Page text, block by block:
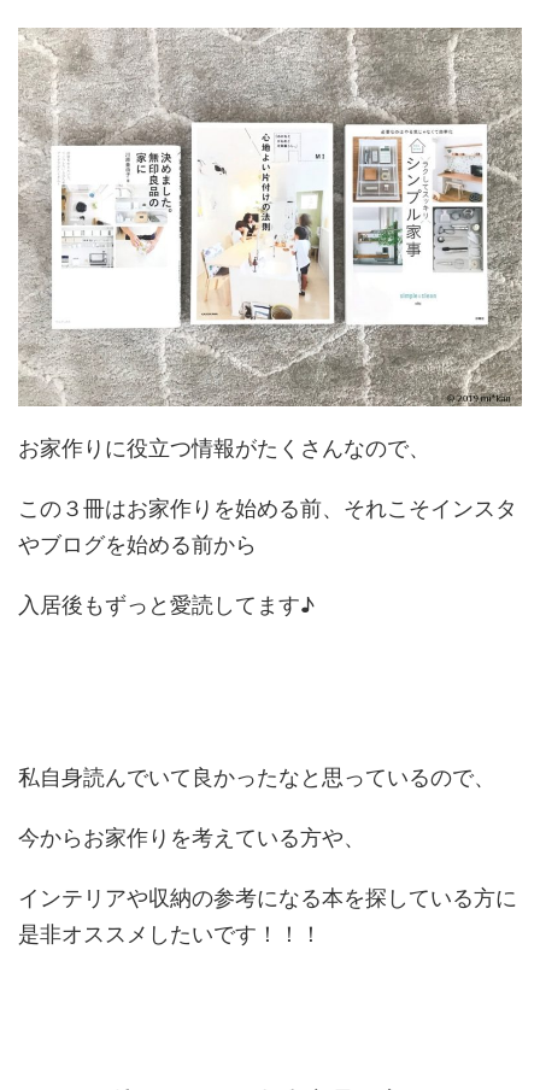
お家作りに役立つ情報がたくさんなので、
この３冊はお家作りを始める前、それこそインスタ
やブログを始める前から
入居後もずっと愛読してます♪
私自身読んでいて良かったなと思っているので、
今からお家作りを考えている方や、
インテリアや収納の参考になる本を探している方に
是非オススメしたいです！！！